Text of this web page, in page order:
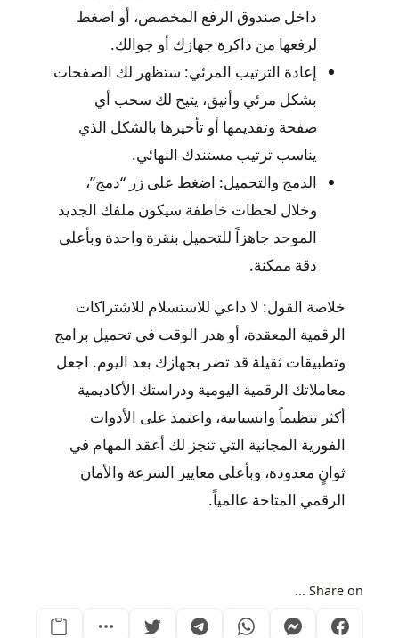
داخل صندوق الرفع المخصص، أو اضغط
لرفعها من ذاكرة جهازك أو جوالك.
إعادة الترتيب المرئي: ستظهر لك الصفحات
بشكل مرئي وأنيق، يتيح لك سحب أي
صفحة وتقديمها أو تأخيرها بالشكل الذي
يناسب ترتيب مستندك النهائي.
الدمج والتحميل: اضغط على زر “دمج”،
وخلال لحظات خاطفة سيكون ملفك الجديد
الموحد جاهزاً للتحميل بنقرة واحدة وبأعلى
دقة ممكنة.
خلاصة القول: لا داعي للاستسلام للاشتراكات
الرقمية المعقدة، أو هدر الوقت في تحميل برامج
وتطبيقات ثقيلة قد تضر بجهازك بعد اليوم. اجعل
معاملاتك الرقمية اليومية ودراستك الأكاديمية
أكثر تنظيماً وانسيابية، واعتمد على الأدوات
الفورية المجانية التي تنجز لك أعقد المهام في
ثوانٍ معدودة، وبأعلى معايير السرعة والأمان
الرقمي المتاحة عالمياً.
Share on ...